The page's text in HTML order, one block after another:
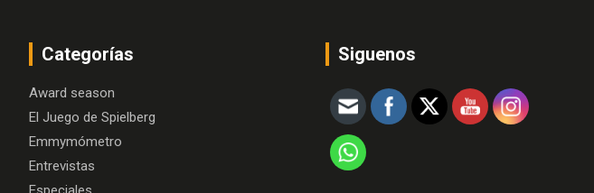
Categorías
Award season
El Juego de Spielberg
Emmymómetro
Entrevistas
Siguenos